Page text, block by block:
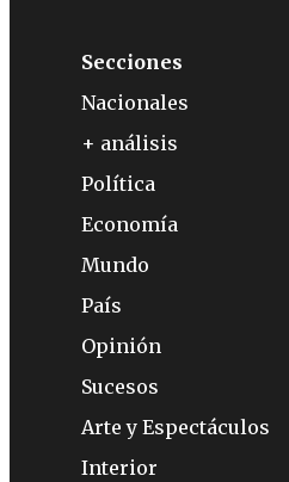
Secciones
Nacionales
+ análisis
Política
Economía
Mundo
País
Opinión
Sucesos
Arte y Espectáculos
Interior